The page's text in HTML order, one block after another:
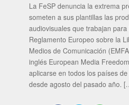
La FeSP denuncia la extrema
someten a sus plantillas las
audiovisuales que trabajan para
Reglamento Europeo sobre la
Medios de Comunicación
inglés European Media
aplicarse en todos los países
desde agosto del pasado año.